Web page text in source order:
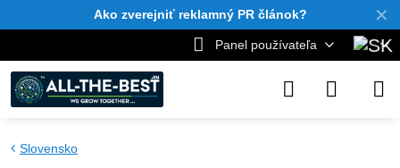
✕
Ako zverejniť reklamný PR článok?
Panel používateľa
Slovensko